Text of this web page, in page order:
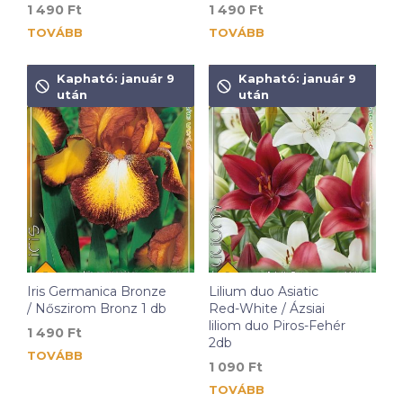
Nem télálló.
Virágzás: július-október
Ültetés: április-május
Fényigény: nap
Télállóság: nem
Felhasználás: virágszegély, vágott-virág
Kiszerelés: 1 db/csomag
1 490 Ft
TOVÁBB
1 490 Ft
TOVÁBB
Iris Germanica Bronze
/ Nőszirom Bronz 1 db
1 490 Ft
Kapható: január 9
után
TOVÁBB
Lilium duo Asiatic
Red-White / Ázsiai
liliom duo Piros-Fehér
2db
1 090 Ft
Kapható: január 9
után
TOVÁBB